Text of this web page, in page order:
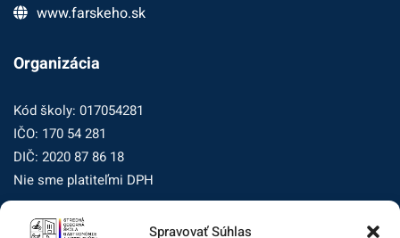
Spravovať Súhlas
www.farskeho.sk
Organizácia
Kód školy: 017054281
IČO: 170 54 281
DIČ: 2020 87 86 18
Nie sme platiteľmi DPH
Zásady ochrany osobných údajov